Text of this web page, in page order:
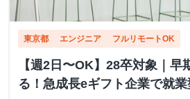
東京都 エンジニア フルリモートOK
【週2日〜OK】28卒対象｜早
る！急成長eギフト企業で就